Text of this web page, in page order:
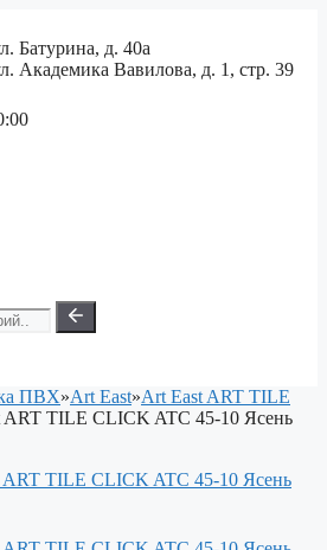
Батурина, д. 40а
Академика Вавилова, д. 1, стр. 39
ПВХ»Art East»Art East ART TILE
ART TILE CLICK ATC 45-10 Ясень